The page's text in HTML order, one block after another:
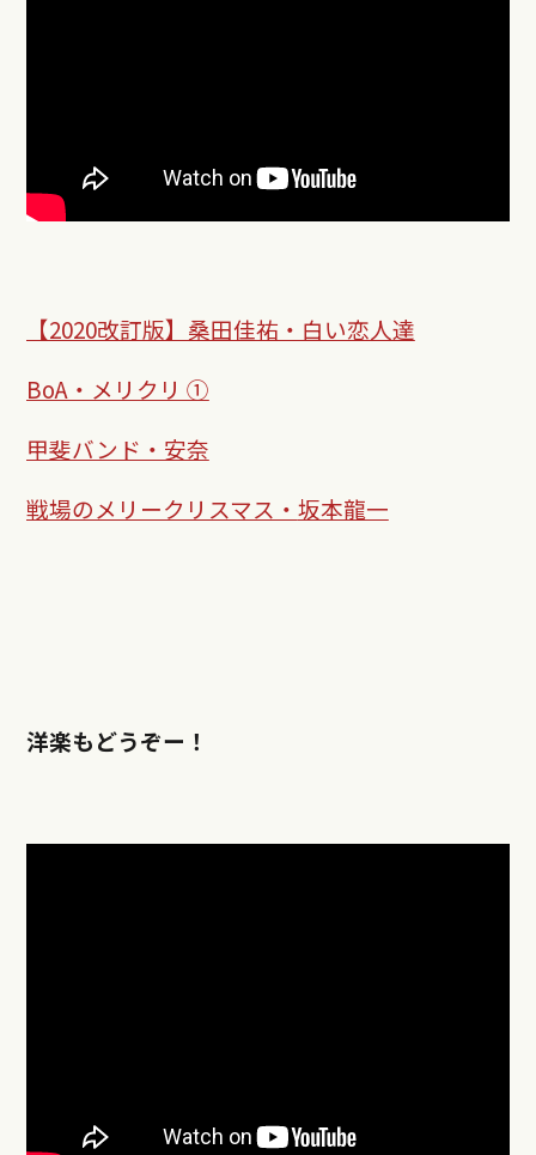
【2020改訂版】​桑田佳祐・白い恋人達
BoA・メリクリ ①
甲斐バンド・安奈
戦場のメリークリスマス・ 坂本龍一
洋楽もどうぞー！